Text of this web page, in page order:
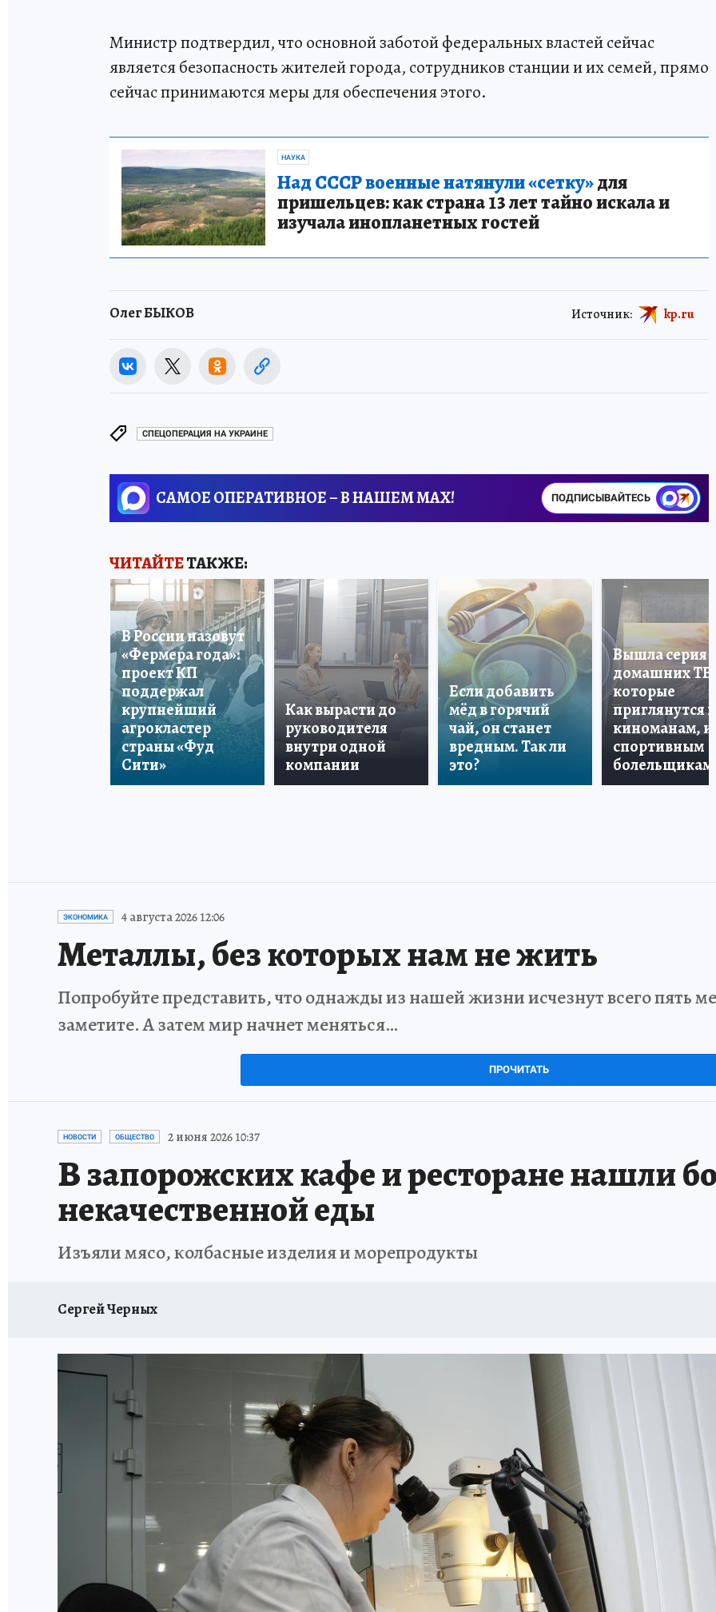
Министр подтвердил, что основной заботой федеральных властей сейчас
является безопасность жителей города, сотрудников станции и их семей, прямо
сейчас принимаются меры для обеспечения этого.
НАУКА
Над СССР военные натянули «сетку»для
пришельцев: как страна 13 лет тайно искала и
изучала инопланетных гостей
Олег БЫКОВ Источник: kp.ru
СПЕЦОПЕРАЦИЯ НА УКРАИНЕ
САМОЕ ОПЕРАТИВНОЕ – В НАШЕМ MAX! ПОДПИСЫВАЙТЕСЬ
ЧИТАЙТЕТАКЖЕ:
В России назовут
«Фермера года»:
проект КП
поддержал
крупнейший
агрокластер
страны «Фуд
Сити»
Как вырасти до
руководителя
внутри одной
компании
Если добавить
мёд в горячий
чай, он станет
вредным. Так ли
это?
Вышла серия
домашних ТВ,
которые
приглянутся и
киноманам, и
спортивным
болельщикам
ЭКОНОМИКА 4 августа 2026 12:06
Металлы, без которых нам не жить
Попробуйте представить, что однажды из нашей жизни исчезнут всего пять
заметите. А затем мир начнет меняться…
ПРОЧИТАТЬ
НОВОСТИ ОБЩЕСТВО 2 июня 2026 10:37
В запорожских кафе и ресторане нашли
некачественной еды
Изъяли мясо, колбасные изделия и морепродукты
Сергей Черных